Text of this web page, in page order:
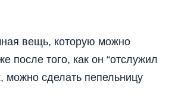
вещь, которую можно
после того, как он “отслужил
можно сделать пепельницу